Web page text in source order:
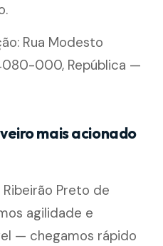
Rua Modesto
000, República —
mais acionado
Preto de
agilidade e
— chegamos rápido